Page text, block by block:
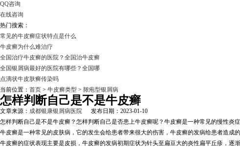
QQ咨询
在线咨询
热门搜索：
常见的牛皮癣症状特点是什么
牛皮癣为什么难治疗
全国治疗牛皮癣的医院？全国治牛皮癣
全国银屑病最好的医院有哪些？全国哪
点滴状牛皮肤癣传染吗
当前位置： 首页 > 牛皮癣类型 > 脓疱型银屑病
怎样判断自己是不是牛皮癣
文章来源： 成都银康银屑病医院 发布日期：2023-01-10
怎样判断自己是不是牛皮癣？怎样判断自己是否患上牛皮癣呢？牛皮癣是一种常见的慢性炎
牛皮癣是一种常见的皮肤病，它的发生会给患者带来很大的伤害，牛皮癣的发病给患者造成
牛皮癣的症状表现主要是皮损，牛皮癣的发病初期症状为针头至扁豆大的炎性扁平丘疹，